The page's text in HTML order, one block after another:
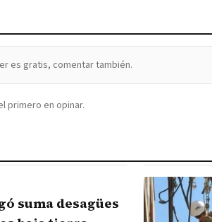
es gratis, comentar también.
primero en opinar.
suma desagües